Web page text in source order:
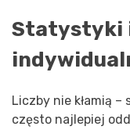
Statystyki
Liczby nie kłamią
często najlepiej